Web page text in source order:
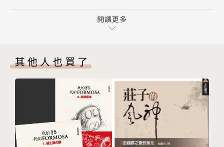
篇精彩圖文，內容橫跨歷史、汽車、百科、社會等領
域，曾獲業內「優秀動漫自媒體」等殊榮，深受讀者的
格言：沒有什麼事，三分鐘內講不清楚的！
義大利
閱讀更多
其他人也買了